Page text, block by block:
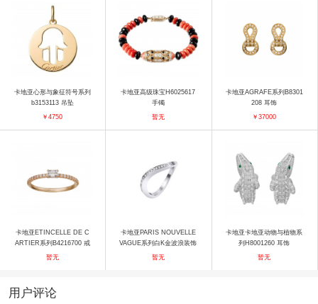
卡地亚心形与象征符号系列
b3153113 吊坠
￥4750
卡地亚高级珠宝H6025617
手镯
暂无
卡地亚AGRAFE系列B8301
208 耳饰
￥37000
卡地亚ETINCELLE DE C
ARTIER系列B4216700 戒
指
暂无
卡地亚PARIS NOUVELLE
VAGUE系列白K金波浪装饰
戒指 戒指
暂无
卡地亚卡地亚动物与植物系
列H8001260 耳饰
暂无
用户评论